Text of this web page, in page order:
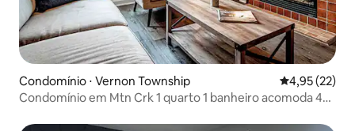
Condomínio ⋅ Vernon Township 4,95 de uma
4,95 (22)
Condomínio em Mtn Crk 1 quarto 1 banheiro acomoda 4